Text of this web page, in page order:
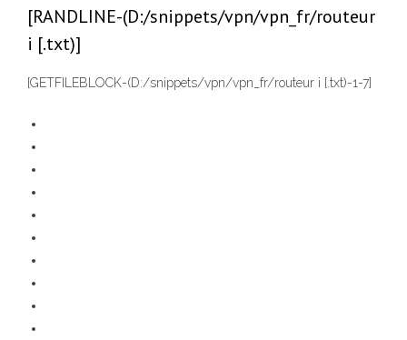
[RANDLINE-(D:/snippets/vpn/vpn_fr/routeur
i [.txt)]
[GETFILEBLOCK-(D:/snippets/vpn/vpn_fr/routeur i [.txt)-1-7]